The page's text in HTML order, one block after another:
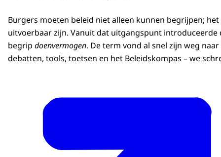
Burgers moeten beleid niet alleen kunnen begrijpen;
uitvoerbaar zijn. Vanuit dat uitgangspunt introduceerde
begrip doenvermogen. De term vond al snel zijn weg
debatten, tools, toetsen en het Beleidskompas – we